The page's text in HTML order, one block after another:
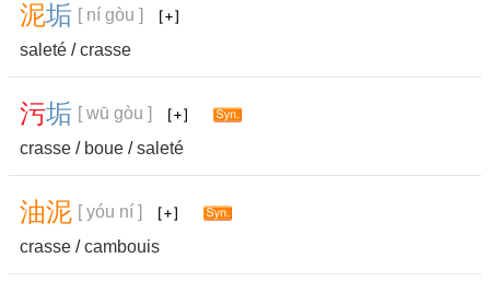
泥垢 [ ní gòu ]
saleté /crasse
污垢 [ wū gòu ]
crasse / boue /saleté
油泥 [ yóu ní ]
crasse /cambouis